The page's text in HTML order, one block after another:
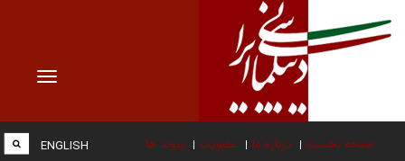
Toggle
صفحه نخست درباره ما عضویت پیوند ها ENGLISH